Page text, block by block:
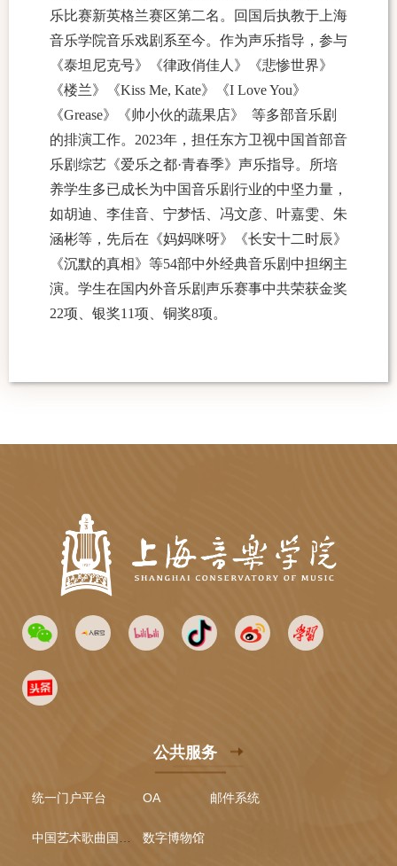
乐比赛新英格兰赛区第二名。回国后执教于上海
音乐学院音乐戏剧系至今。 作为声乐指导，参与
《泰坦尼克号》《律政俏佳人》《悲惨世界》
《楼兰》《Kiss Me, Kate》《I Love You》
《Grease》《帅小伙的蔬果店》 等多部音乐剧
的排演工作。2023年，担任东方卫视中国首部音
乐剧综艺《爱乐之都·青春季》声乐指导。 所培
养学生多已成长为中国音乐剧行业的中坚力量，
如胡迪、李佳音、宁梦恬、冯文彦、叶嘉雯、朱
涵彬等，先后在《妈妈咪呀》《长安十二时辰》
《沉默的真相》等54部中外经典音乐剧中担纲主
演。学生在国内外音乐剧声乐赛事中共荣获金奖
22项、银奖11项、铜奖8项。
公共服务
统一门户平台 OA 邮件系统
数字博物馆